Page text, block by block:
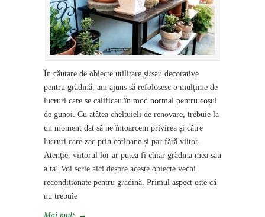
În căutare de obiecte utilitare și/sau decorative
pentru grădină, am ajuns să refolosesc o mulțime de
lucruri care se calificau în mod normal pentru coșul
de gunoi. Cu atâtea cheltuieli de renovare, trebuie la
un moment dat să ne întoarcem privirea și către
lucruri care zac prin cotloane și par fără viitor.
Atenție, viitorul lor ar putea fi chiar grădina mea sau
a ta! Voi scrie aici despre aceste obiecte vechi
recondiționate pentru grădină. Primul aspect este că
nu trebuie